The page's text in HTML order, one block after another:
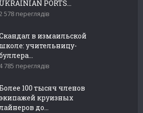
UKRAINIAN PORTS...
578 переглядів
в измаильской
школе: учительницу-
785 переглядів
100 тысяч членов
круизных
до...